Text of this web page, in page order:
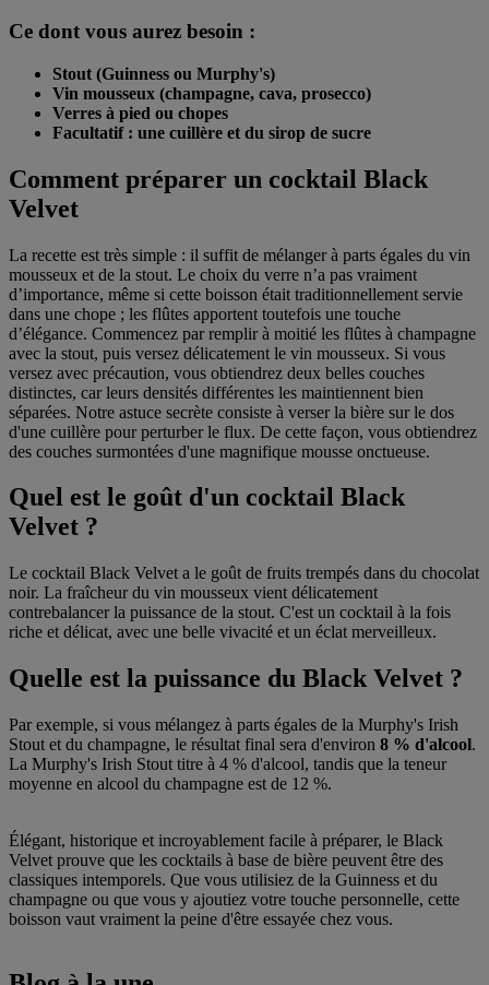
Ce dont vous aurez besoin :
Stout (Guinness ou Murphy's)
Vin mousseux (champagne, cava, prosecco)
Verres à pied ou chopes
Facultatif : une cuillère et du sirop de sucre
Comment préparer un cocktail Black
Velvet
La recette est très simple : il suffit de mélanger à parts égales du vin
mousseux et de la stout. Le choix du verre n’a pas vraiment
d’importance, même si cette boisson était traditionnellement servie
dans une chope ; les flûtes apportent toutefois une touche
d’élégance. Commencez par remplir à moitié les flûtes à champagne
avec la stout, puis versez délicatement le vin mousseux. Si vous
versez avec précaution, vous obtiendrez deux belles couches
distinctes, car leurs densités différentes les maintiennent bien
séparées. Notre astuce secrète consiste à verser la bière sur le dos
d'une cuillère pour perturber le flux. De cette façon, vous obtiendrez
des couches surmontées d'une magnifique mousse onctueuse.
Quel est le goût d'un cocktail Black
Velvet ?
Le cocktail Black Velvet a le goût de fruits trempés dans du chocolat
noir. La fraîcheur du vin mousseux vient délicatement
contrebalancer la puissance de la stout. C'est un cocktail à la fois
riche et délicat, avec une belle vivacité et un éclat merveilleux.
Quelle est la puissance du Black Velvet ?
Par exemple, si vous mélangez à parts égales de la Murphy's Irish
Stout et du champagne, le résultat final sera d'environ 8 % d'alcool.
La Murphy's Irish Stout titre à 4 % d'alcool, tandis que la teneur
moyenne en alcool du champagne est de 12 %.
Élégant, historique et incroyablement facile à préparer, le Black
Velvet prouve que les cocktails à base de bière peuvent être des
classiques intemporels. Que vous utilisiez de la Guinness et du
champagne ou que vous y ajoutiez votre touche personnelle, cette
boisson vaut vraiment la peine d'être essayée chez vous.